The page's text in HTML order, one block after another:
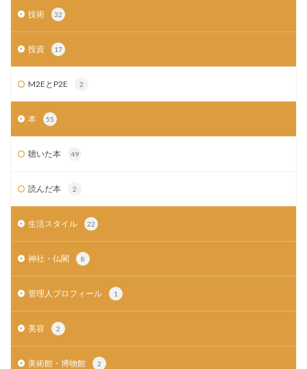
技術 32
投資 17
M2EとP2E 2
本 55
聴いた本 49
読んだ本 2
生活スタイル 22
神社・仏閣 8
管理人プロフィール 1
美容 2
美術館・博物館 2